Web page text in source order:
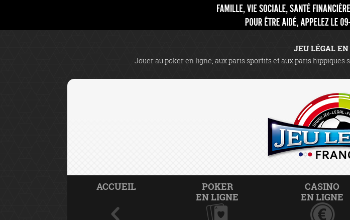
JEU LÉGAL EN
Jouer au poker en ligne, aux paris sportifs et aux paris
ACCUEIL
POKER
EN LIGNE
CASINO
EN LIGNE